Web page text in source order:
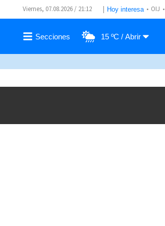
Viernes, 07.08.2026 / 21:12 Hoy interesa OIJ
15 ºC